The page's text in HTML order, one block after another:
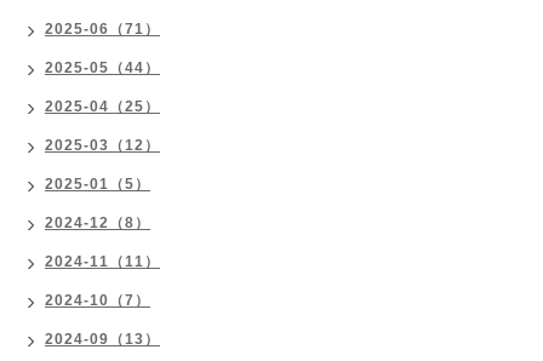
2025-06（71）
2025-05（44）
2025-04（25）
2025-03（12）
2025-01（5）
2024-12（8）
2024-11（11）
2024-10（7）
2024-09（13）